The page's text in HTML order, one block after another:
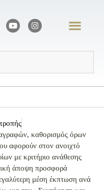
καθορισμός όρων
αφορούν στον ανοιχτό
με κριτήριο ανάθεσης
άποψη προσφορά
μέση έκπτωση ανά